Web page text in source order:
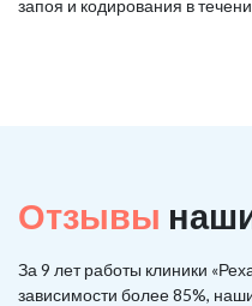
запоя и кодирования в
Отзывы
За 9 лет работы клиники
зависимости более 85%,